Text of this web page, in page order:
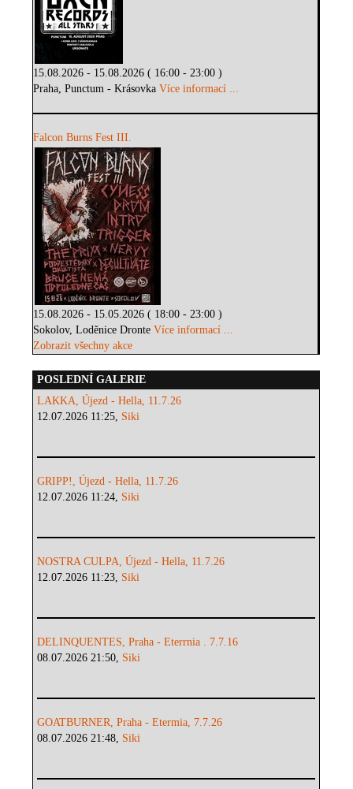
15.08.2026 - 15.08.2026 ( 16:00 - 23:00 )
Praha, Punctum - KrásovkaVíce informací ...
Falcon Burns Fest III.
15.08.2026 - 15.05.2026 ( 18:00 - 23:00 )
Sokolov, Loděnice DronteVíce informací ...
Zobrazit všechny akce
POSLEDNÍ GALERIE
LAKKA, Újezd - Hella, 11.7.26
12.07.2026 11:25, Siki
GRIPP!, Újezd - Hella, 11.7.26
12.07.2026 11:24, Siki
NOSTRA CULPA, Újezd - Hella, 11.7.26
12.07.2026 11:23, Siki
DELINQUENTES, Praha - Eterrnia . 7.7.16
08.07.2026 21:50, Siki
GOATBURNER, Praha - Etermia, 7.7.26
08.07.2026 21:48, Siki